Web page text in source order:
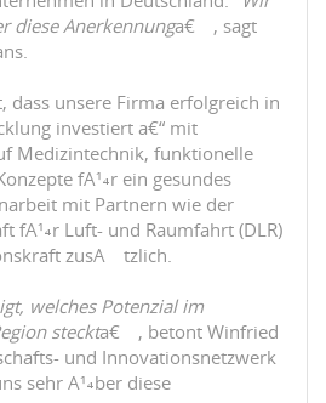
diese Anerkennungâ€œ, sagt
dass unsere Firma erfolgreich in
investiert â€“ mit
Medizintechnik, funktionelle
fÃ¼r ein gesundes
mit Partnern wie der
fÃ¼r Luft- und Raumfahrt (DLR)
zusÃ¤tzlich.
welches Potenzial im
stecktâ€œ, betont Winfried
und Innovationsnetzwerk
sehr Ã¼ber diese